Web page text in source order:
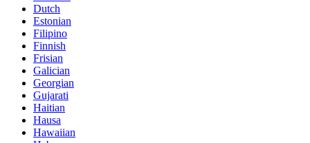
Dutch
Estonian
Filipino
Finnish
Frisian
Galician
Georgian
Gujarati
Haitian
Hausa
Hawaiian